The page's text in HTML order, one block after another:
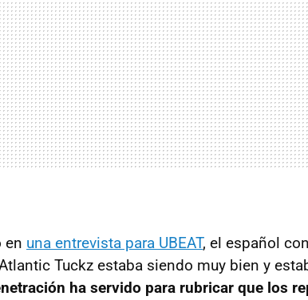
en una entrevista para UBEAT, el español
Tuckz estaba siendo muy bien y
ha servido para rubricar que los